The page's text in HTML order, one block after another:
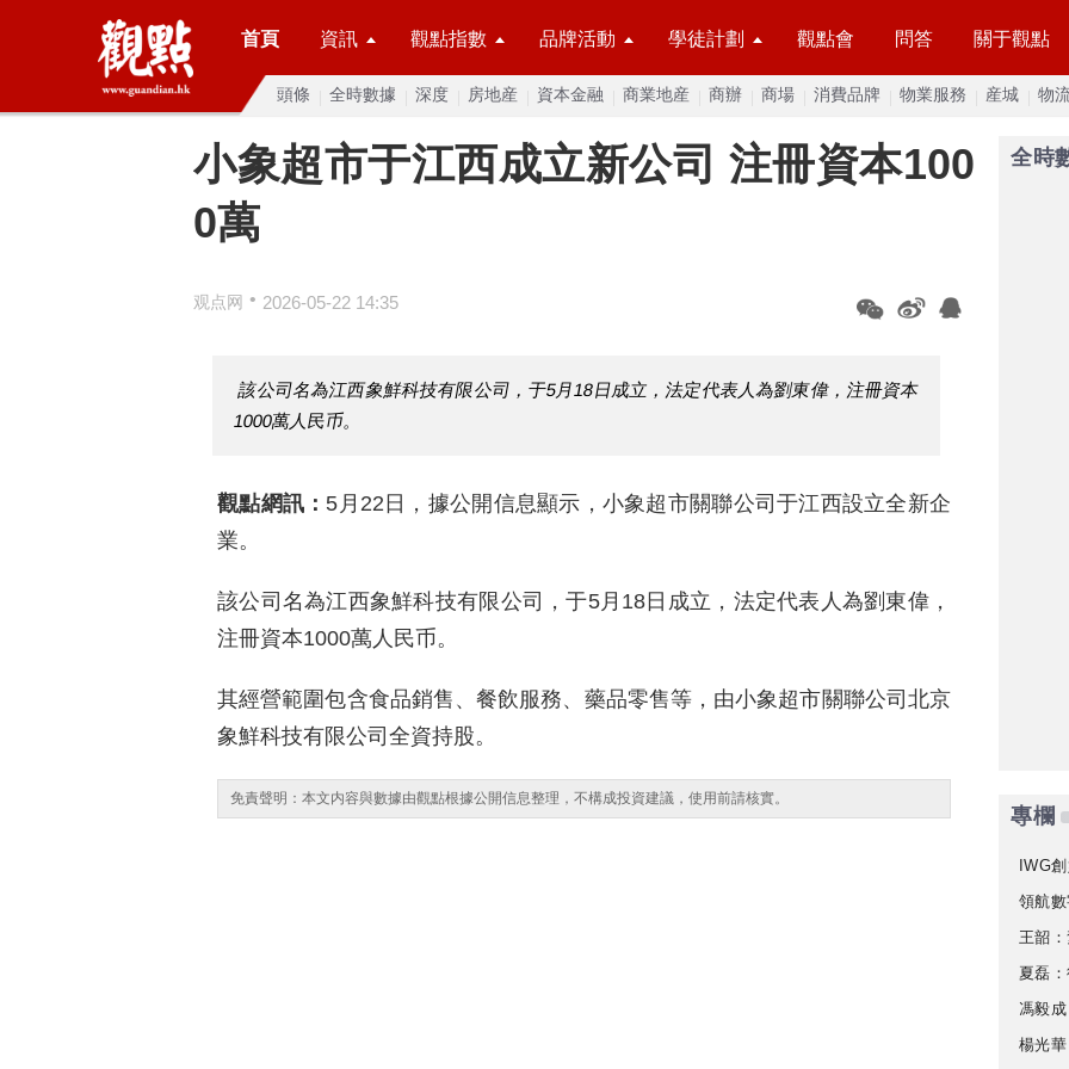
首頁 資訊 觀點指數 品牌活動 學徒計劃 觀點會 問答 關于觀點
頭條 全時數據 深度 房地産 資本金融 商業地産 商辦 商場 消費品牌 物業服務 産城 物
小象超市于江西成立新公司 注冊資本100
0萬
观点网 • 2026-05-22 14:35
該公司名為江西象鮮科技有限公司，于5月18日成立，法定代表人為劉東偉，注冊資本
1000萬人民币。
觀點網訊： 5月22日，據公開信息顯示，小象超市關聯公司于江西設立全新企
業。
該公司名為江西象鮮科技有限公司，于5月18日成立，法定代表人為劉東偉，
注冊資本1000萬人民币。
其經營範圍包含食品銷售、餐飲服務、藥品零售等，由小象超市關聯公司北京
象鮮科技有限公司全資持股。
免責聲明：本文内容與數據由觀點根據公開信息整理，不構成投資建議，使用前請核實。
全時
專欄
IWG
領航
王韶
夏磊
馮毅
楊光